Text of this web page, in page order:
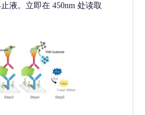
液。立即在 450nm 处读取